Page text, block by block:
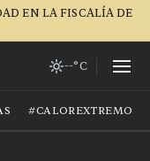
EN LA FISCALÍA DE
--°C
#CALOREXTREMO